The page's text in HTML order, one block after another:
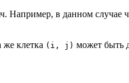
Например, в данном случае
клетка (i, j) может быть